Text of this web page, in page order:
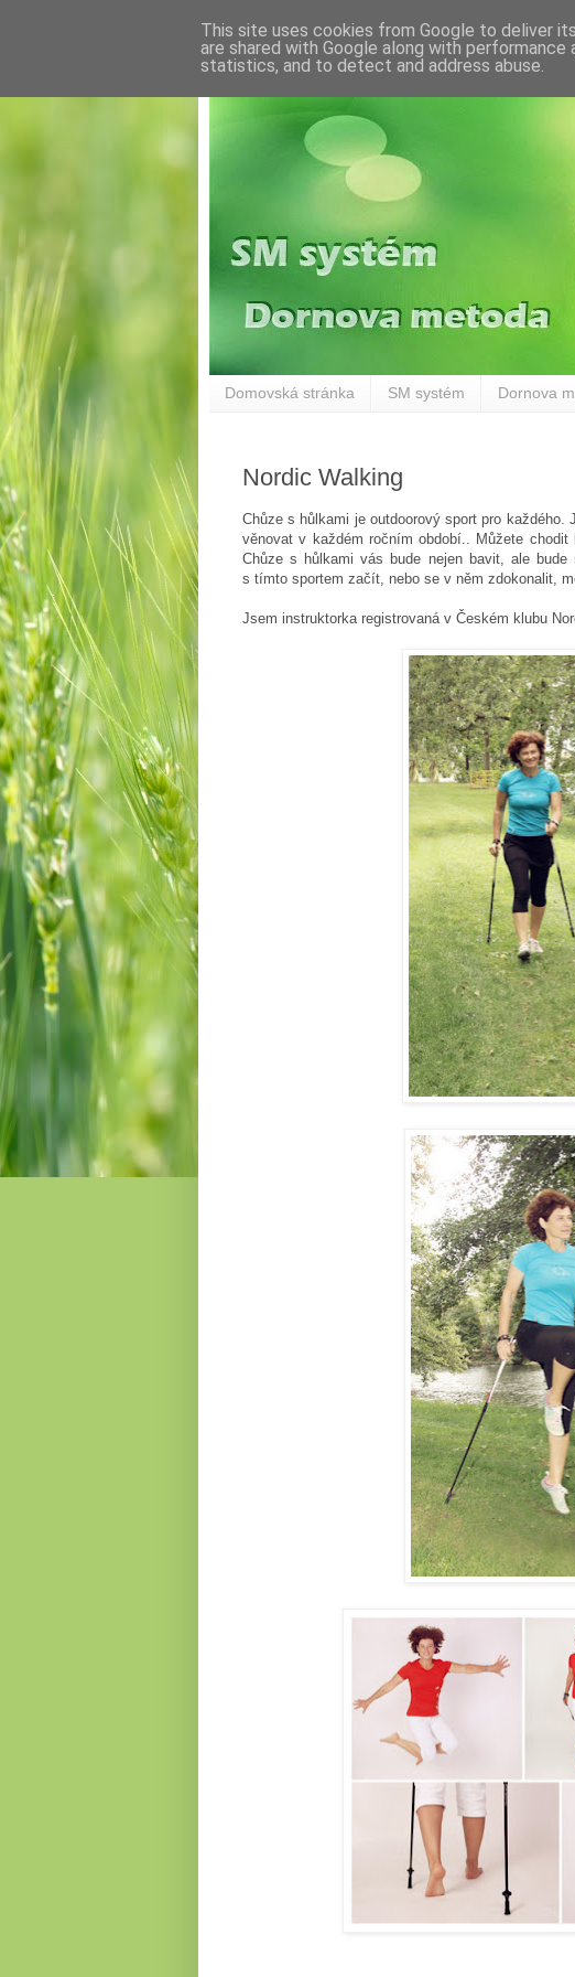
Domovská stránka SM systém Dornova
Nordic Walking
Chůze s hůlkami je outdoorový sport pro
věnovat v každém ročním období.. Můžete
Chůze s hůlkami vás bude nejen bavit, ale
s tímto sportem začít, nebo se v něm zdokonalit,
Jsem instruktorka registrovaná v Českém klubu
This site uses cookies from Google to deliver
are shared with Google along with
statistics, and to detect and address abuse.